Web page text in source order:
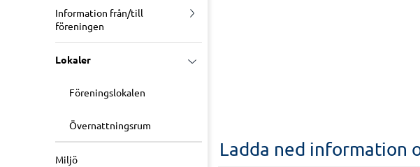
Information från/till
föreningen
Lokaler
Föreningslokalen
Övernattningsrum
Miljö Ladda ned information